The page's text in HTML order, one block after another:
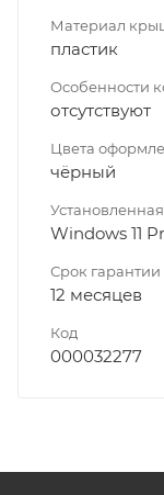
Материал
пластик
Особенности
отсутствуют
Цвета
чёрный
Windows 11
Срок гарантии
12 месяцев
Код
000032277